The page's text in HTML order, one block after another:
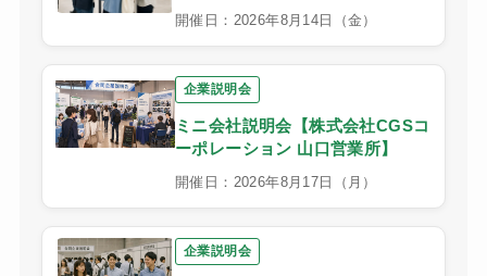
開催日：2026年8月14日（金）
企業説明会
ミニ会社説明会【株式会社CGSコ
ーポレーション 山口営業所】
開催日：2026年8月17日（月）
企業説明会